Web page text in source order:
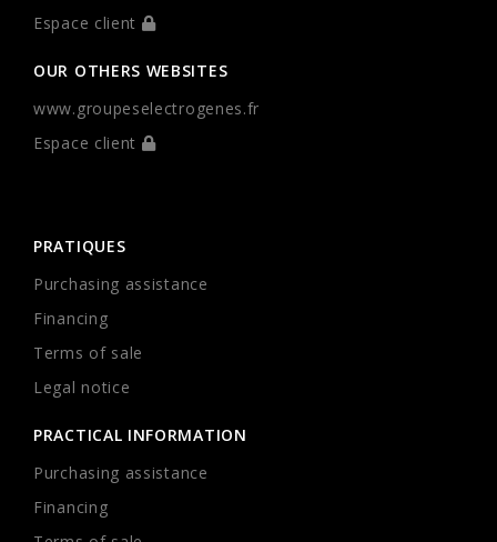
Espace client
OUR OTHERS WEBSITES
www.groupeselectrogenes.fr
Espace client
PRATIQUES
Purchasing assistance
Financing
Terms of sale
Legal notice
PRACTICAL INFORMATION
Purchasing assistance
Financing